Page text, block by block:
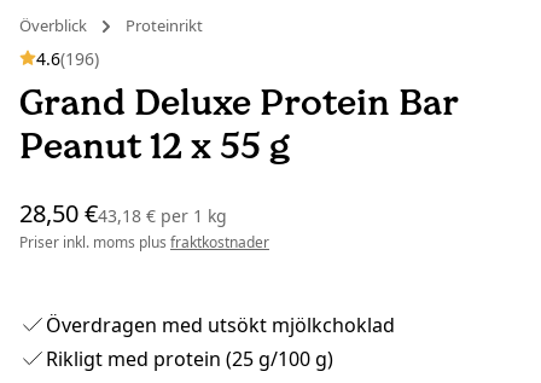
Överblick
Proteinrikt
4.6(196)
Grand Deluxe Protein Bar
Peanut 12 x 55 g
28,50 €43,18 € per 1 kg
Priser inkl. moms plus fraktkostnader
Överdragen med utsökt mjölkchoklad
Rikligt med protein (25 g/100 g)